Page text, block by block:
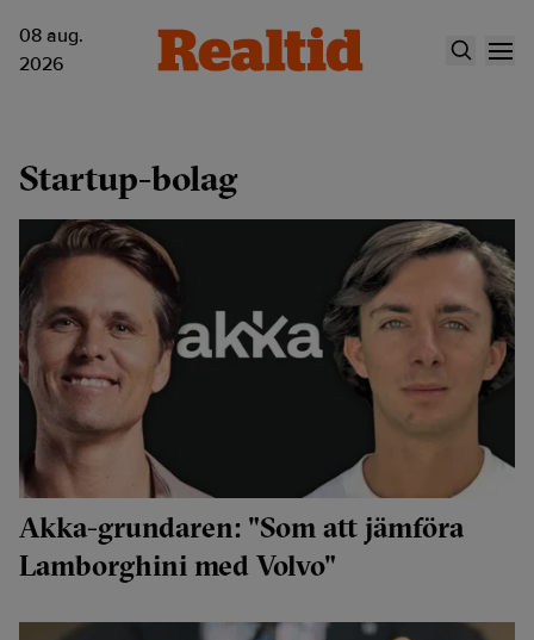
08 aug.
2026
Startup-bolag
Akka-grundaren: "Som att jämföra
Lamborghini med Volvo"